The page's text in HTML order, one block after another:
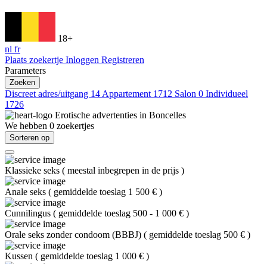
18+
nl fr
Plaats zoekertje Inloggen Registreren
Parameters
Zoeken
Discreet adres/uitgang 14 Appartement 1712 Salon 0 Individueel
1726
Erotische advertenties in Boncelles
We hebben 0 zoekertjes
Sorteren op
Klassieke seks ( meestal inbegrepen in de prijs )
Anale seks ( gemiddelde toeslag 1 500 € )
Cunnilingus ( gemiddelde toeslag 500 - 1 000 € )
Orale seks zonder condoom (BBBJ) ( gemiddelde toeslag 500 € )
Kussen ( gemiddelde toeslag 1 000 € )